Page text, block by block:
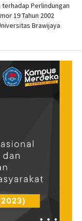
terhadap Perlindungan
19 Tahun 2002
Brawijaya